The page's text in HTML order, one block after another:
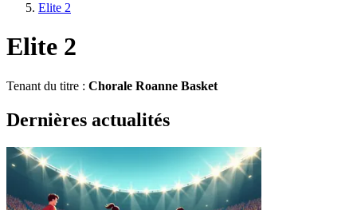
Elite 2
Elite 2
Tenant du titre : Chorale Roanne Basket
Dernières actualités